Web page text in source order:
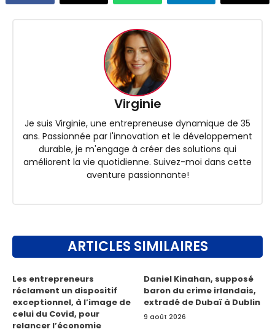
Virginie
Je suis Virginie, une entrepreneuse dynamique de 35
ans. Passionnée par l'innovation et le développement
durable, je m'engage à créer des solutions qui
améliorent la vie quotidienne. Suivez-moi dans cette
aventure passionnante!
ARTICLES SIMILAIRES
Les entrepreneurs
réclament un dispositif
exceptionnel, à l’image de
celui du Covid, pour
relancer l’économie
Daniel Kinahan, supposé
baron du crime irlandais,
extradé de Dubaï à Dublin
9 août 2026